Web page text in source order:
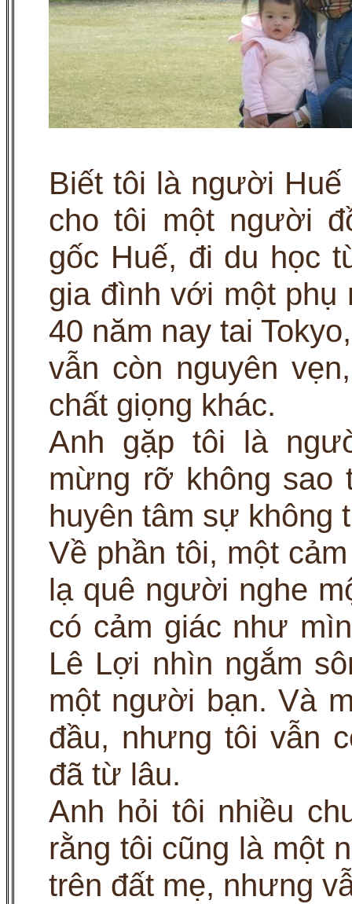
Biết tôi là người
cho tôi một người
gốc Huế, đi du học
gia đình với một
40 năm nay tai
vẫn còn nguyên
chất giọng khác.
Anh gặp tôi là
mừng rỡ không
huyên tâm sự không
Về phần tôi, một
lạ quê người nghe
có cảm giác như
Lê Lợi nhìn ngắm
một người bạn. Và
đầu, nhưng tôi vẫn
đã từ lâu.
Anh hỏi tôi nhiều
rằng tôi cũng là một
trên đất mẹ, nhưng